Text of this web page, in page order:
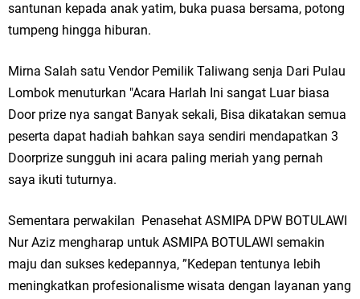
Pemdes Cibanteng Salurkan PMT: Cegah Stunting, Perkuat Gizi Balita
Zakat Produktif Dorong Kemandirian UMKM, LAZISNU Kedamean Bantu
Kembangkan Warung Bu Wiwik
Islamic Center
Nila Yani Apresiasi Launching Komunitas Gowes dan Pasar Ahad
Jajanan Jadul di Ecopark Randuagung
Takmir Masjid KH Robbach Ma’sum Gelar Penyembelihan Hewan
santunan kepada anak yatim, buka puasa bersama, potong
tumpeng hingga hiburan.
Mirna Salah satu Vendor Pemilik Taliwang senja Dari Pulau
Lombok menuturkan "Acara Harlah Ini sangat Luar biasa
Door prize nya sangat Banyak sekali, Bisa dikatakan semua
peserta dapat hadiah bahkan saya sendiri mendapatkan 3
Doorprize sungguh ini acara paling meriah yang pernah
saya ikuti tuturnya.
Sementara perwakilan Penasehat ASMIPA DPW BOTULAWI
Nur Aziz mengharap untuk ASMIPA BOTULAWI semakin
maju dan sukses kedepannya, ”Kedepan tentunya lebih
meningkatkan profesionalisme wisata dengan layanan yang